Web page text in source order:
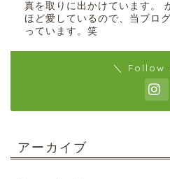
真を取りに出かけています。
ほど愛しているので、当ブロ
っています。笑
＼ Follow
アーカイブ